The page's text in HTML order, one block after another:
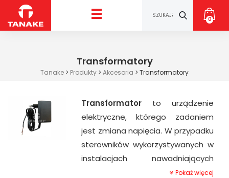
0
Transformatory
Tanake > Produkty > Akcesoria > Transformatory
Transformator to urządzenie
elektryczne, którego zadaniem
jest zmiana napięcia. W przypadku
sterowników wykorzystywanych w
instalacjach nawadniających
wymagana jest zmiana napięcia
Pokaż więcej